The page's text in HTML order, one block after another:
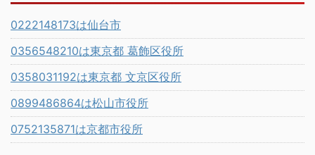
0222148173は仙台市
0356548210は東京都 葛飾区役所
0358031192は東京都 文京区役所
0899486864は松山市役所
0752135871は京都市役所